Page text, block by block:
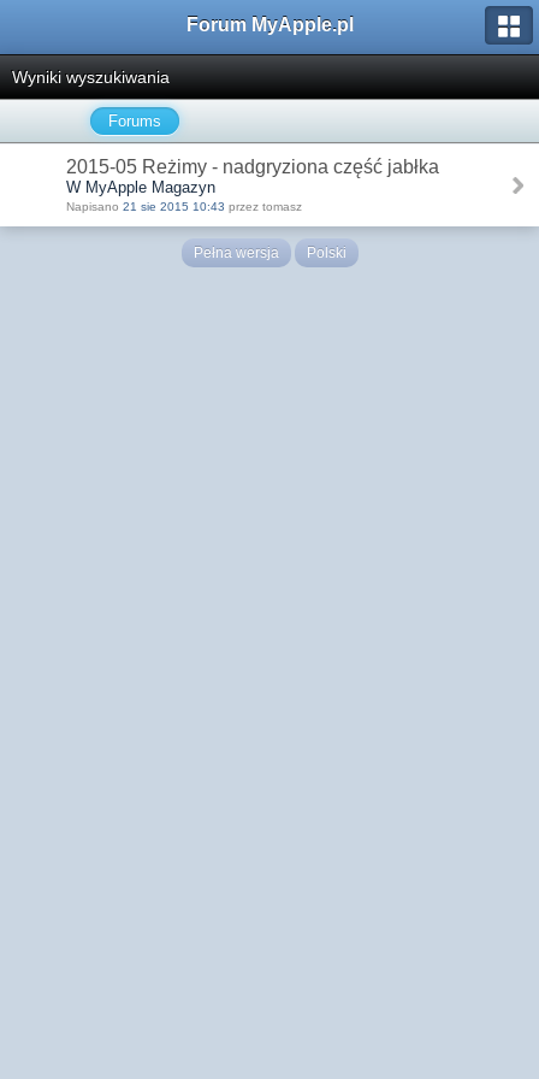
Forum MyApple.pl
Wyniki wyszukiwania
Forums
2015-05 Reżimy - nadgryziona część jabłka
W MyApple Magazyn
Napisano 21 sie 2015 10:43 przez tomasz
Pełna wersja Polski